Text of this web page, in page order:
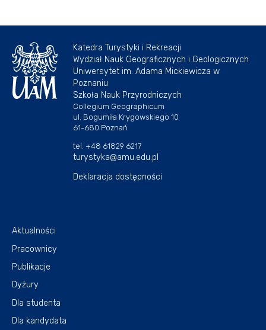
Katedra Turystyki i Rekreacji
Wydział Nauk Geograficznych i Geologicznych
Uniwersytet im. Adama Mickiewicza w
Poznaniu
Szkoła Nauk Przyrodniczych
Collegium Geographicum
ul. Bogumiła Krygowskiego 10
61-680 Poznań
tel. +48 61829 6217
turystyka@amu.edu.pl
Deklaracja dostępności
Aktualności
Pracownicy
Publikacje
Dyżury
Dla studenta
Dla kandydata